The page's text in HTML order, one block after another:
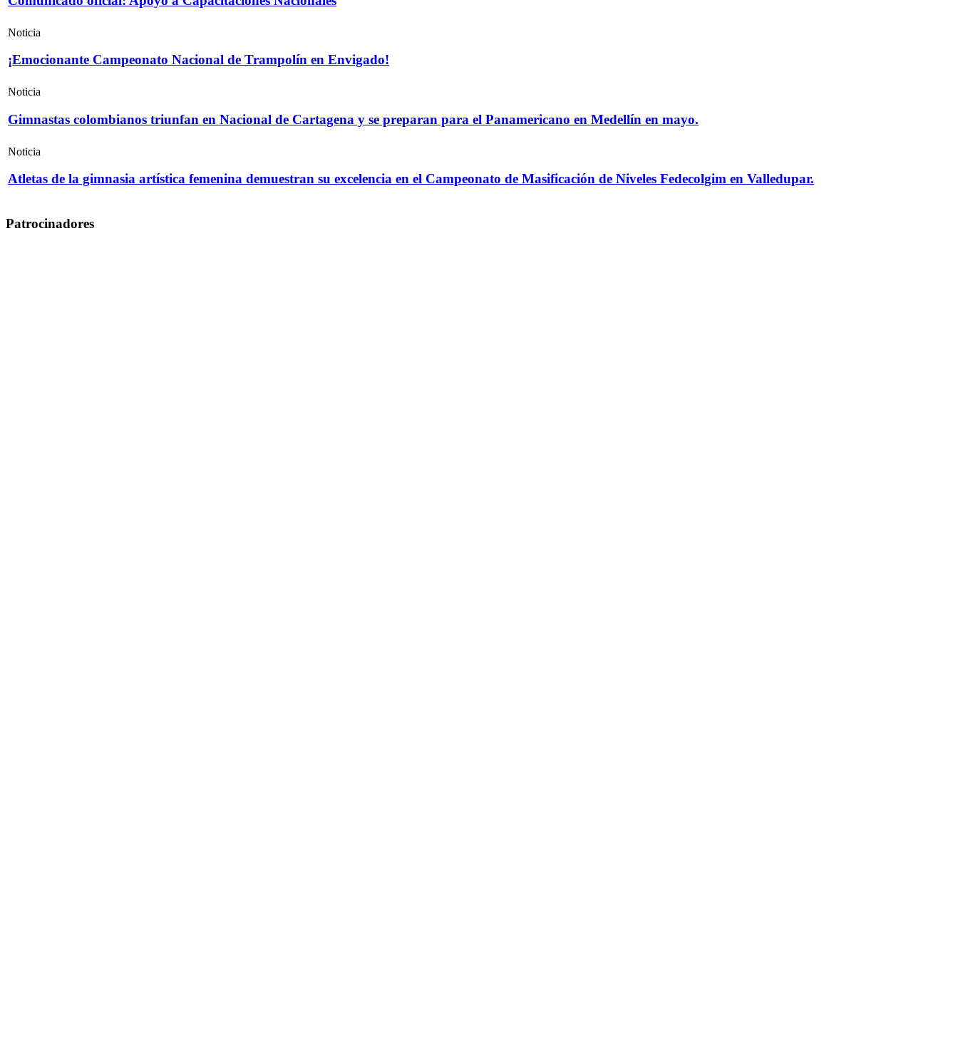
Noticia
¡Emocionante Campeonato Nacional de Trampolín en Envigado!
Noticia
Gimnastas colombianos triunfan en Nacional de Cartagena y se preparan para el Panamericano en Medellín en mayo.
Noticia
Atletas de la gimnasia artística femenina demuestran su excelencia en el Campeonato de Masificación de Niveles Fedecolgim en Valledupar.
Patrocinadores